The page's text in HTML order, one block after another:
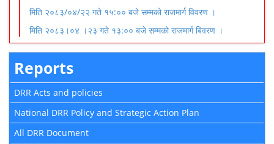
मिति २०८३/०४/२२ गते १५:०० बजे सम्मको राजमार्ग विवरण ।
मिति २०८३।०४ ।२३ गते १३:०० बजे सम्मको राजमार्ग बिवरण ।
Reports
DRR Acts and policies
National DRR Policy and Strategic Action Plan
All DRR Document